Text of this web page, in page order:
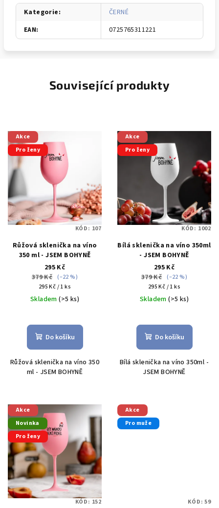
Kategorie:
ČERNÉ
EAN: 0725765311221
Související produkty
Akce
Pro ženy
Růžová sklenička na víno
350 ml - JSEM BOHYNĚ
295 Kč
379 Kč (–22 %)
Měrná
cena:
295 Kč / 1 ks
Skladem(>5 ks)
hodnocení
produktu
z
5
Do košíku
Růžová sklenička na víno 350
ml - JSEM BOHYNĚ
KÓD: 107
Akce
Pro ženy
Bílá sklenička na víno 350ml
- JSEM BOHYNĚ
295 Kč
379 Kč (–22 %)
Měrná
cena:
295 Kč / 1 ks
Skladem(>5 ks)
hodnocení
produktu
z
5
Do košíku
Bílá sklenička na víno 350ml -
JSEM BOHYNĚ
KÓD: 1002
Akce
Novinka
Pro ženy
KÓD: 152
Akce
Pro muže
KÓD:59